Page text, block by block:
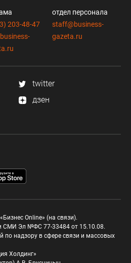
203-48-47
отдел персонала
staff@business-
gazeta.ru
twitter
дзен
Online» (на связи).
СМИ Эл №ФС 77-33484 от 15.10.08.
по надзору в сфере связи и массовых
Холдинг»